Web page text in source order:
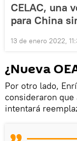
CELAC, una
para China
13 de enero 2022,
¿Nueva
Por otro lado,
consideraron que
intentará